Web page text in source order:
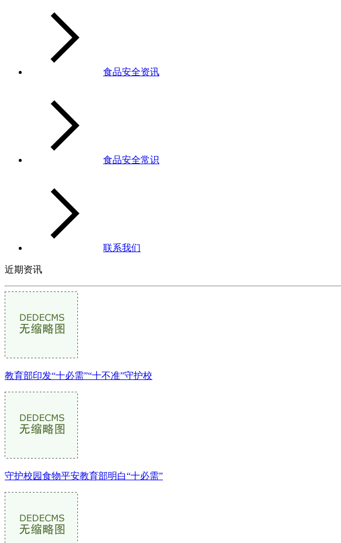
食品安全资讯
食品安全常识
联系我们
近期资讯
教育部印发“十必需”“十不准”守护校
守护校园食物平安教育部明白“十必需”